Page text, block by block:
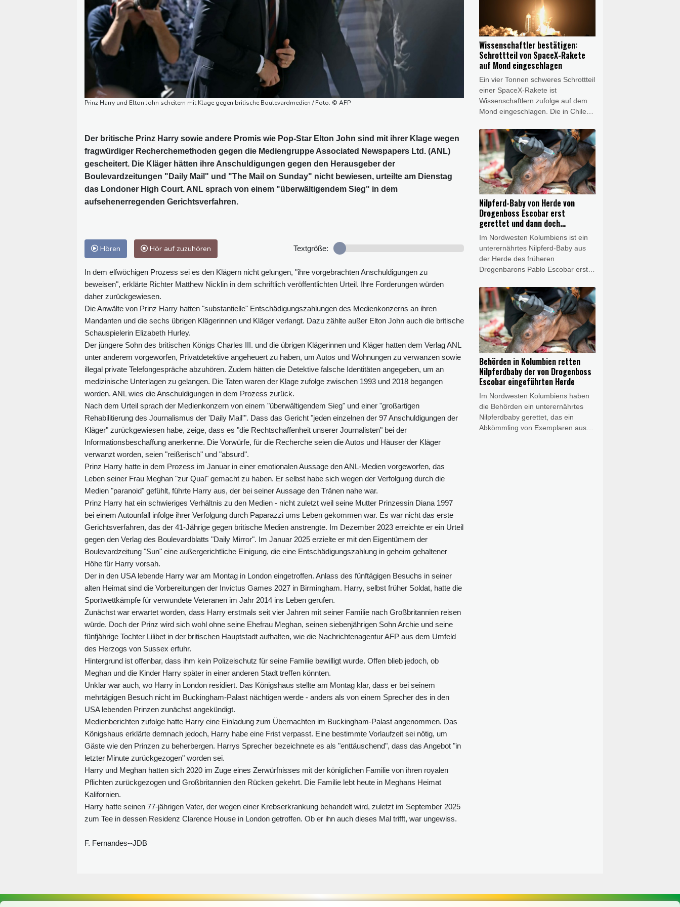
Prinz Harry und Elton John scheitern mit Klage gegen britische Boulevardmedien / Foto: © AFP
Der britische Prinz Harry sowie andere Promis wie Pop-Star Elton John sind mit ihrer Klage wegen
fragwürdiger Recherchemethoden gegen die Mediengruppe Associated Newspapers Ltd. (ANL)
gescheitert. Die Kläger hätten ihre Anschuldigungen gegen den Herausgeber der
Boulevardzeitungen "Daily Mail" und "The Mail on Sunday" nicht bewiesen, urteilte am Dienstag
das Londoner High Court. ANL sprach von einem "überwältigendem Sieg" in dem
aufsehenerregenden Gerichtsverfahren.
Hören Hör auf zuzuhören Textgröße:
In dem elfwöchigen Prozess sei es den Klägern nicht gelungen, "ihre vorgebrachten Anschuldigungen zu
beweisen", erklärte Richter Matthew Nicklin in dem schriftlich veröffentlichten Urteil. Ihre Forderungen würden
daher zurückgewiesen.
Die Anwälte von Prinz Harry hatten "substantielle" Entschädigungszahlungen des Medienkonzerns an ihren
Mandanten und die sechs übrigen Klägerinnen und Kläger verlangt. Dazu zählte außer Elton John auch die britische
Schauspielerin Elizabeth Hurley.
Der jüngere Sohn des britischen Königs Charles III. und die übrigen Klägerinnen und Kläger hatten dem Verlag ANL
unter anderem vorgeworfen, Privatdetektive angeheuert zu haben, um Autos und Wohnungen zu verwanzen sowie
illegal private Telefongespräche abzuhören. Zudem hätten die Detektive falsche Identitäten angegeben, um an
medizinische Unterlagen zu gelangen. Die Taten waren der Klage zufolge zwischen 1993 und 2018 begangen
worden. ANL wies die Anschuldigungen in dem Prozess zurück.
Nach dem Urteil sprach der Medienkonzern von einem "überwältigendem Sieg" und einer "großartigen
Rehabilitierung des Journalismus der 'Daily Mail'". Dass das Gericht "jeden einzelnen der 97 Anschuldigungen der
Kläger" zurückgewiesen habe, zeige, dass es "die Rechtschaffenheit unserer Journalisten" bei der
Informationsbeschaffung anerkenne. Die Vorwürfe, für die Recherche seien die Autos und Häuser der Kläger
verwanzt worden, seien "reißerisch" und "absurd".
Prinz Harry hatte in dem Prozess im Januar in einer emotionalen Aussage den ANL-Medien vorgeworfen, das
Leben seiner Frau Meghan "zur Qual" gemacht zu haben. Er selbst habe sich wegen der Verfolgung durch die
Medien "paranoid" gefühlt, führte Harry aus, der bei seiner Aussage den Tränen nahe war.
Prinz Harry hat ein schwieriges Verhältnis zu den Medien - nicht zuletzt weil seine Mutter Prinzessin Diana 1997
bei einem Autounfall infolge ihrer Verfolgung durch Paparazzi ums Leben gekommen war. Es war nicht das erste
Gerichtsverfahren, das der 41-Jährige gegen britische Medien anstrengte. Im Dezember 2023 erreichte er ein Urteil
gegen den Verlag des Boulevardblatts "Daily Mirror". Im Januar 2025 erzielte er mit den Eigentümern der
Boulevardzeitung "Sun" eine außergerichtliche Einigung, die eine Entschädigungszahlung in geheim gehaltener
Höhe für Harry vorsah.
Der in den USA lebende Harry war am Montag in London eingetroffen. Anlass des fünftägigen Besuchs in seiner
alten Heimat sind die Vorbereitungen der Invictus Games 2027 in Birmingham. Harry, selbst früher Soldat, hatte die
Sportwettkämpfe für verwundete Veteranen im Jahr 2014 ins Leben gerufen.
Zunächst war erwartet worden, dass Harry erstmals seit vier Jahren mit seiner Familie nach Großbritannien reisen
würde. Doch der Prinz wird sich wohl ohne seine Ehefrau Meghan, seinen siebenjährigen Sohn Archie und seine
fünfjährige Tochter Lilibet in der britischen Hauptstadt aufhalten, wie die Nachrichtenagentur AFP aus dem Umfeld
des Herzogs von Sussex erfuhr.
Hintergrund ist offenbar, dass ihm kein Polizeischutz für seine Familie bewilligt wurde. Offen blieb jedoch, ob
Meghan und die Kinder Harry später in einer anderen Stadt treffen könnten.
Unklar war auch, wo Harry in London residiert. Das Königshaus stellte am Montag klar, dass er bei seinem
mehrtägigen Besuch nicht im Buckingham-Palast nächtigen werde - anders als von einem Sprecher des in den
USA lebenden Prinzen zunächst angekündigt.
Medienberichten zufolge hatte Harry eine Einladung zum Übernachten im Buckingham-Palast angenommen. Das
Königshaus erklärte demnach jedoch, Harry habe eine Frist verpasst. Eine bestimmte Vorlaufzeit sei nötig, um
Gäste wie den Prinzen zu beherbergen. Harrys Sprecher bezeichnete es als "enttäuschend", dass das Angebot "in
letzter Minute zurückgezogen" worden sei.
Harry und Meghan hatten sich 2020 im Zuge eines Zerwürfnisses mit der königlichen Familie von ihren royalen
Pflichten zurückgezogen und Großbritannien den Rücken gekehrt. Die Familie lebt heute in Meghans Heimat
Kalifornien.
Harry hatte seinen 77‑jährigen Vater, der wegen einer Krebserkrankung behandelt wird, zuletzt im September 2025
zum Tee in dessen Residenz Clarence House in London getroffen. Ob er ihn auch dieses Mal trifft, war ungewiss.
F. Fernandes--JDB
mit großer Wahrscheinlichkeit um
das gesuchte autistische Mädchen
handelt, wie die Polizei in Kiel
mitteilte.
Wissenschaftler bestätigen:
Schrottteil von SpaceX-Rakete
auf Mond eingeschlagen
Ein vier Tonnen schweres Schrottteil
einer SpaceX-Rakete ist
Wissenschaftlern zufolge auf dem
Mond eingeschlagen. Die in Chile
Südsternwarte (ESO) teilte am
Mittwoch mit, dass sie mit Hilfe ihres
hochentwickelten Very Large
Telescope (VLT) entsprechende
"Spektrallinien" entdeckt habe. Der
Aufprall habe sich genau so
ereignet wie erwartet.
Nilpferd-Baby von Herde von
Drogenboss Escobar erst
gerettet und dann doch
gestorben
Im Nordwesten Kolumbiens ist ein
unterernährtes Nilpferd-Baby aus
der Herde des früheren
Drogenbarons Pablo Escobar erst
gestorben. Das Tier war getrennt
von seiner Mutter in einem Gebüsch
an einem Fluss in der Gemeinde
Puerto Nare in Antioquia entdeckt
und in Obhut genommen worden.
Es sprach nach Angaben des
verantwortlichen Tierarztes aber
letztlich "nicht angemessen auf die
Behandlung an und verstarb" am
Mittwoch.
Behörden in Kolumbien retten
Nilpferdbaby der von Drogenboss
Escobar eingeführten Herde
Im Nordwesten Kolumbiens haben
die Behörden ein unterernährtes
Nilpferdbaby gerettet, das ein
Abkömmling von Exemplaren aus